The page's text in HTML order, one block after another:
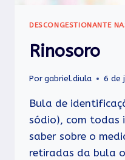
DESCONGESTIONANTE
Rinosoro
Porgabriel.diula 6 de
Bula de
sódio), com todas
saber sobre o
retiradas da bula